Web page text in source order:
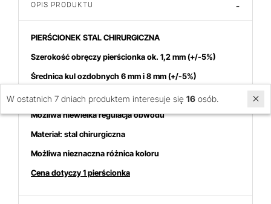
OPIS PRODUKTU -
PIERŚCIONEK STAL CHIRURGICZNA
Szerokość obręczy pierścionka ok. 1,2 mm(+/-5%)
Średnica kul ozdobnych 6 mm i 8 mm (+/-5%)
Obwód wewnątrz 55 mm (+/-5%)
Możliwa niewielka regulacja obwodu
Materiał: stal chirurgiczna
Możliwa nieznaczna różnica koloru
Cena dotyczy 1 pierścionka
W ostatnich 7 dniach produktem interesuje się 16 osób.